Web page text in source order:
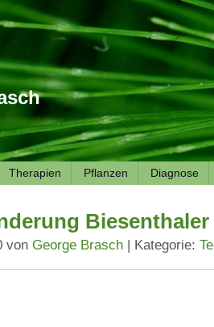
Therapien Pflanzen Diagnose
Biesenthaler
von George Brasch| Kategorie: